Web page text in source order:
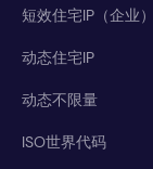
短效住宅IP（企业）
动态住宅IP
动态不限量
ISO世界代码